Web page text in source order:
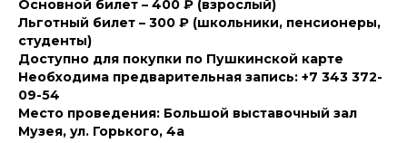
Основной билет – 400 ₽ (взрослый)
Льготный билет – 300 ₽ (школьники, пенсионеры,
студенты)
Доступно для покупки по Пушкинской карте
Необходима предварительная запись: +7 343 372-
09-54
Место проведения: Большой выставочный зал
Музея, ул. Горького, 4а